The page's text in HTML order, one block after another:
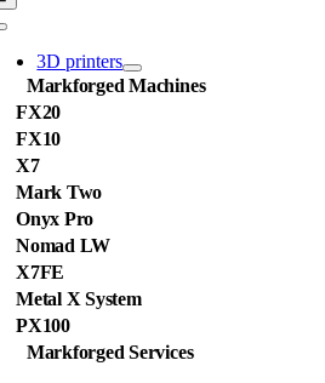
3D printers
Markforged Machines
FX20
FX10
X7
Mark Two
Onyx Pro
Nomad LW
X7FE
Metal X System
PX100
Markforged Services